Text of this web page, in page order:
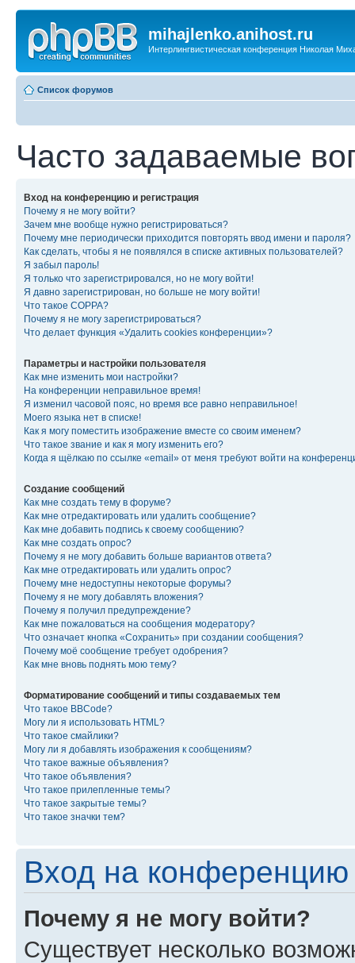
mihajlenko.anihost.ru
Интерлингвистическая конференция Николая
Список форумов
Часто задаваемые
Вход на конференцию и регистрация
Почему я не могу войти?
Зачем мне вообще нужно регистрироваться?
Почему мне периодически приходится повторять ввод имени и пароля?
Как сделать, чтобы я не появлялся в списке активных пользователей?
Я забыл пароль!
Я только что зарегистрировался, но не могу войти!
Я давно зарегистрирован, но больше не могу войти!
Что такое COPPA?
Почему я не могу зарегистрироваться?
Что делает функция «Удалить cookies конференции»?
Параметры и настройки пользователя
Как мне изменить мои настройки?
На конференции неправильное время!
Я изменил часовой пояс, но время все равно неправильное!
Моего языка нет в списке!
Как я могу поместить изображение вместе со своим именем?
Что такое звание и как я могу изменить его?
Когда я щёлкаю по ссылке «email» от меня требуют войти на
Создание сообщений
Как мне создать тему в форуме?
Как мне отредактировать или удалить сообщение?
Как мне добавить подпись к своему сообщению?
Как мне создать опрос?
Почему я не могу добавить больше вариантов ответа?
Как мне отредактировать или удалить опрос?
Почему мне недоступны некоторые форумы?
Почему я не могу добавлять вложения?
Почему я получил предупреждение?
Как мне пожаловаться на сообщения модератору?
Что означает кнопка «Сохранить» при создании сообщения?
Почему моё сообщение требует одобрения?
Как мне вновь поднять мою тему?
Форматирование сообщений и типы создаваемых тем
Что такое BBCode?
Могу ли я использовать HTML?
Что такое смайлики?
Могу ли я добавлять изображения к сообщениям?
Что такое важные объявления?
Что такое объявления?
Что такое прилепленные темы?
Что такое закрытые темы?
Что такое значки тем?
Вход на конференцию
Почему я не могу войти?
Существует несколько